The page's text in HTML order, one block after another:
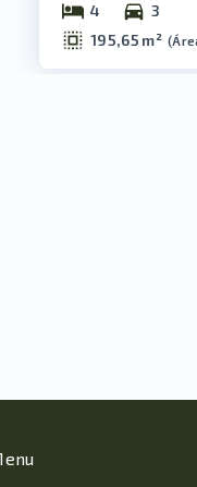
4
3
195,65 m² (